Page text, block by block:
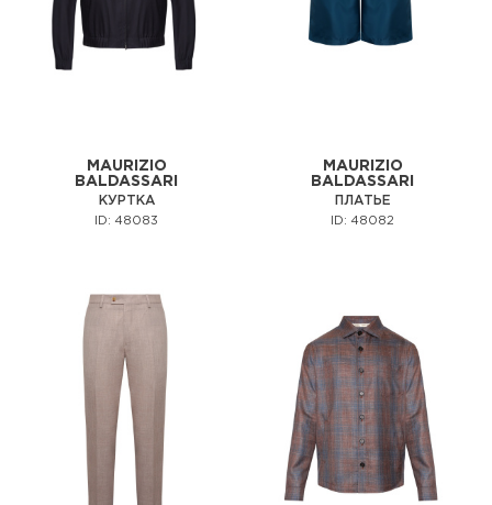
MAURIZIO
BALDASSARI
КУРТКА
ID: 48083
MAURIZIO
BALDASSARI
ПЛАТЬЕ
ID: 48082